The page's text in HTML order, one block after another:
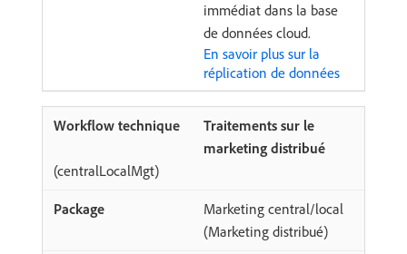
immédiat dans la base
de données cloud.
En savoir plus sur la
réplication de données
Traitements sur le
marketing distribué
(centralLocalMgt)
Marketing central/local
(Marketing distribué)